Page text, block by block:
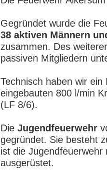
Gegründet wurde die
38 aktiven Männern
zusammen. Des
passiven Mitgliedern
Technisch haben wir
eingebauten 800 l/min
(LF 8/6).
Die Jugendfeuerwehr
gegründet. Sie besteht
ist die
ausgerüstet.